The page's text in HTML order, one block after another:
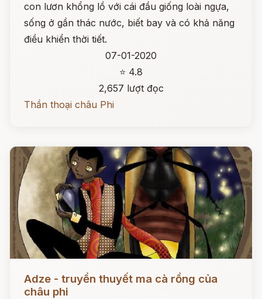
con lươn khổng lồ với cái đầu giống loài ngựa,
sống ở gần thác nước, biết bay và có khả năng
điều khiển thời tiết.
07-01-2020
⭐ 4.8
2,657 lượt đọc
Thần thoại châu Phi
Adze - truyền thuyết ma cà rồng của
châu phi